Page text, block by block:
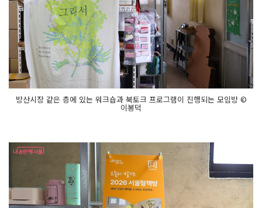
방산시장 같은 층에 있는 워크숍과 북토크 프로그램이 진행되는 모임방 ©
이봉덕